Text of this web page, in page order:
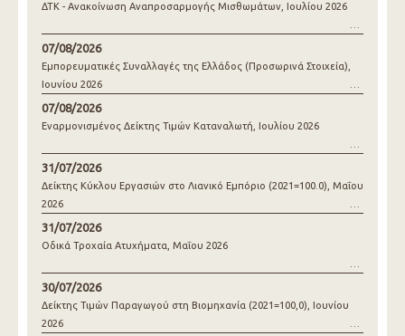
ΔΤΚ - Ανακοίνωση Αναπροσαρμογής Μισθωμάτων, Ιουλίου 2026
07/08/2026
Εμπορευματικές Συναλλαγές της Ελλάδος (Προσωρινά Στοιχεία),
Ιουνίου 2026
07/08/2026
Εναρμονισμένος Δείκτης Τιμών Καταναλωτή, Ιουλίου 2026
31/07/2026
Δείκτης Κύκλου Εργασιών στο Λιανικό Εμπόριο (2021=100.0), Μαΐου
2026
31/07/2026
Οδικά Τροχαία Ατυχήματα, Μαΐου 2026
30/07/2026
Δείκτης Τιμών Παραγωγού στη Βιομηχανία (2021=100,0), Ιουνίου
2026